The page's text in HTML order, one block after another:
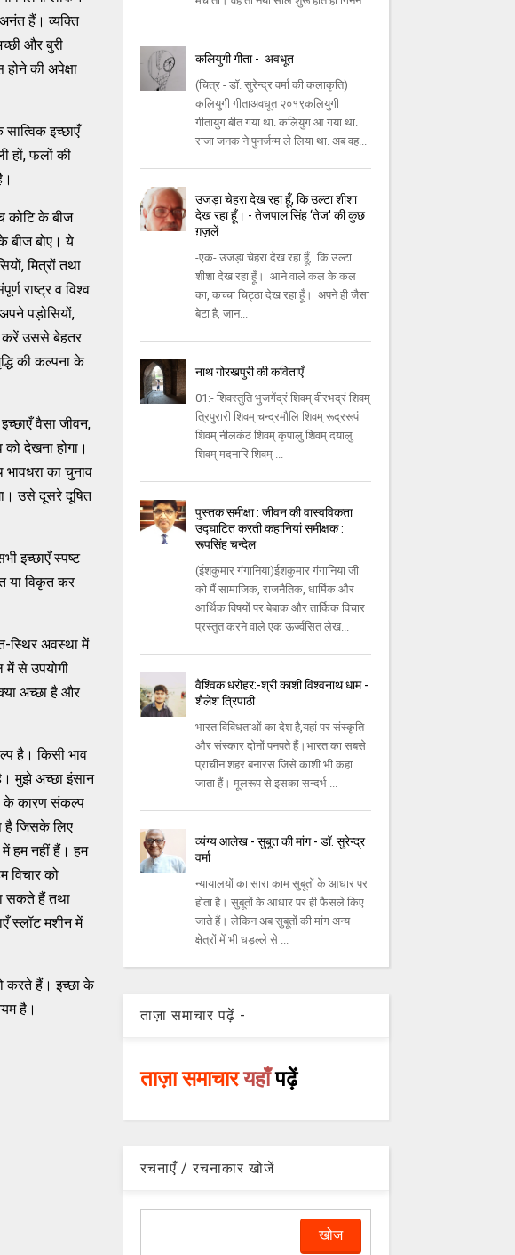
हैं। व्यक्ति
और बुरी
की अपेक्षा
इच्छाएँ
हों, फलों की
कोटि के बीज
बीज बोए। ये
मित्रों तथा
राष्ट्र व विश्व
पड़ोसियों,
करें उससे बेहतर
की कल्पना के
वैसा जीवन,
देखना होगा।
भावधरा का चुनाव
उसे दूसरे दूषित
इच्छाएँ स्पष्ट
या विकृत कर
स्थिर अवस्था में
में से उपयोगी
अच्छा है और
है। किसी भाव
मुझे अच्छा इंसान
के कारण संकल्प
है जिसके लिए
हम नहीं हैं। हम
विचार को
सकते हैं तथा
स्लॉट मशीन में
करते हैं। इच्छा के
है।
कलियुगी गीता - ​ अवधूत
​(चित्र - डॉ. सुरेन्द्र वर्मा की कलाकृति)​
कलियुगी गीता​अवधूत ​२०१९कलियुगी
गीतायुग बीत गया था. कलियुग आ गया था.
राजा जनक ने पुनर्जन्म ले लिया था. अब वह...
उजड़ा चेहरा देख रहा हूँ, कि उल्टा शीशा
देख रहा हूँ। - तेजपाल सिंह ‘तेज' की कुछ
ग़ज़लें
-एक- उजड़ा चेहरा देख रहा हूँ, कि उल्टा
शीशा देख रहा हूँ। आने वाले कल के कल
का, कच्चा चिट्ठा देख रहा हूँ। अपने ही जैसा
बेटा है, जान...
नाथ गोरखपुरी की कविताएँ
01:- शिवस्तुति भुजगेंद्रं शिवम् वीरभद्रं शिवम्
त्रिपुरारी शिवम् चन्द्रमौलि शिवम् रूद्ररूपं
शिवम् नीलकंठं शिवम् कृपालु शिवम् दयालु
शिवम् मदनारि शिवम् ...
पुस्तक समीक्षा : जीवन की वास्वविकता
उद्घाटित करती कहानियां समीक्षक :
रूपसिंह चन्देल
(ईशकुमार गंगानिया)ईशकुमार गंगानिया जी
को मैं सामाजिक, राजनैतिक, धार्मिक और
आर्थिक विषयों पर बेबाक और तार्किक विचार
प्रस्तुत करने वाले एक ऊर्ज्वसित लेख...
वैश्विक धरोहर:-श्री काशी विश्वनाथ धाम -
शैलेश त्रिपाठी
भारत विविधताओं का देश है,यहां पर संस्कृति
और संस्कार दोनों पनपते हैं।भारत का सबसे
प्राचीन शहर बनारस जिसे काशी भी कहा
जाता हैं। मूलरूप से इसका सन्दर्भ ...
व्यंग्य आलेख - सुबूत की मांग - डॉ. सुरेन्द्र
वर्मा
न्यायालयों का सारा काम सुबूतों के आधार पर
होता है। सुबूतों के आधार पर ही फैसले किए
जाते हैं। लेकिन अब सुबूतों की मांग अन्य
क्षेत्रों में भी धड़ल्ले से ...
ताज़ा समाचार पढ़ें -
ताज़ा समाचारयहाँपढ़ें
रचनाएँ / रचनाकार खोजें